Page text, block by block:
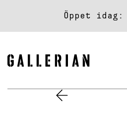
Öppet idag: